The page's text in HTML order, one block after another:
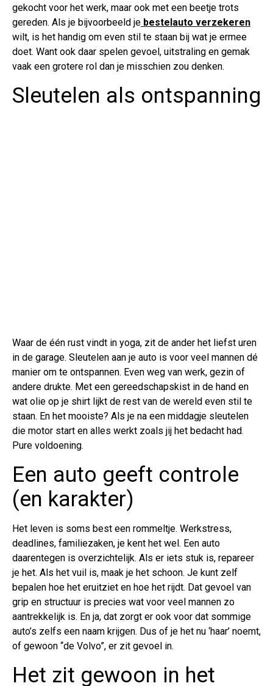
gekocht voor het werk, maar ook met een beetje trots
gereden. Als je bijvoorbeeld je bestelauto verzekeren
wilt, is het handig om even stil te staan bij wat je ermee
doet. Want ook daar spelen gevoel, uitstraling en gemak
vaak een grotere rol dan je misschien zou denken.
Sleutelen als ontspanning
Waar de één rust vindt in yoga, zit de ander het liefst uren
in de garage. Sleutelen aan je auto is voor veel mannen dé
manier om te ontspannen. Even weg van werk, gezin of
andere drukte. Met een gereedschapskist in de hand en
wat olie op je shirt lijkt de rest van de wereld even stil te
staan. En het mooiste? Als je na een middagje sleutelen
die motor start en alles werkt zoals jij het bedacht had.
Pure voldoening.
Een auto geeft controle
(en karakter)
Het leven is soms best een rommeltje. Werkstress,
deadlines, familiezaken, je kent het wel. Een auto
daarentegen is overzichtelijk. Als er iets stuk is, repareer
je het. Als het vuil is, maak je het schoon. Je kunt zelf
bepalen hoe het eruitziet en hoe het rijdt. Dat gevoel van
grip en structuur is precies wat voor veel mannen zo
aantrekkelijk is. En ja, dat zorgt er ook voor dat sommige
auto’s zelfs een naam krijgen. Dus of je het nu ‘haar’ noemt,
of gewoon “de Volvo”, er zit gevoel in.
Het zit gewoon in het